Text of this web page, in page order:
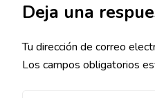
Deja una
Tu dirección de correo
Los campos obligatorios